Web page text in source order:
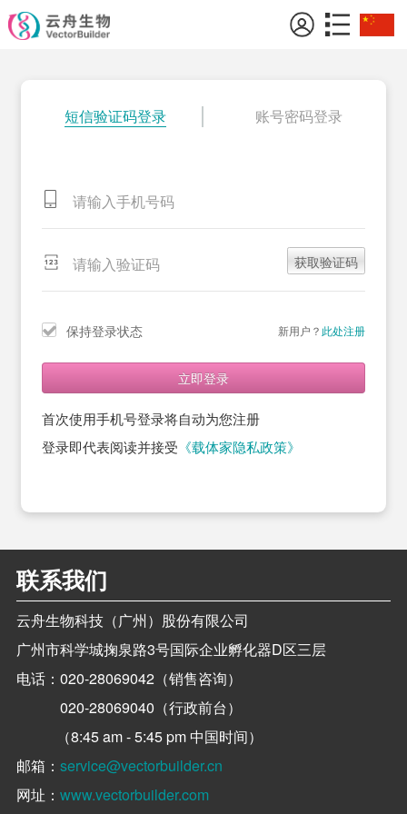
短信验证码登录 账号密码登录
获取验证码
保持登录状态 新用户？ 此处注册
立即登录
首次使用手机号登录将自动为您注册
登录即代表阅读并接受 《载体家隐私政策》
联系我们
云舟生物科技（广州）股份有限公司
广州市科学城掬泉路3号国际企业孵化器D区三层
电话：020-28069042（销售咨询）
020-28069040（行政前台）
（8:45 am - 5:45 pm 中国时间）
邮箱：service@vectorbuilder.cn
网址：www.vectorbuilder.com